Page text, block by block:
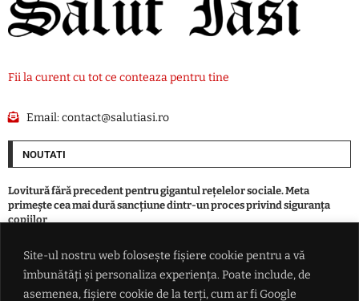
Site-ul nostru web folosește fișiere cookie pentru a vă
îmbunătăți și personaliza experiența. Poate include, de
asemenea, fișiere cookie de la terți, cum ar fi Google
Fii la curent cu tot ce conteaza pentru tine
Email:contact@salutiasi.ro
NOUTATI
Lovitură fără precedent pentru gigantul rețelelor sociale. Meta
primește cea mai dură sancțiune dintr-un proces privind siguranța
copiilor
Primăria care își vinde terenurile pentru asfaltări a plătit 14.000 de
euro pentru o troiță. Culmea, aceasta va fi donată unui oraș din
Republica Moldova